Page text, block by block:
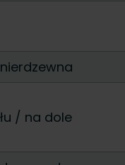
/ na dole